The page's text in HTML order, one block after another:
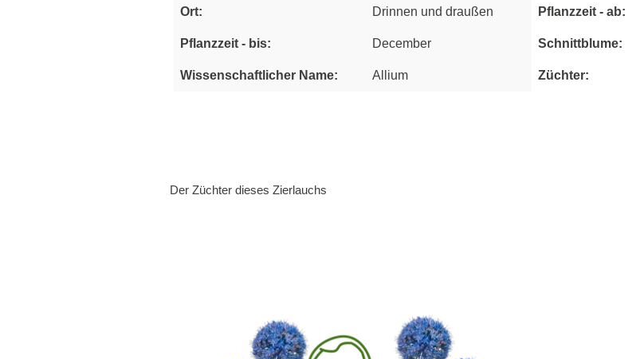
Ort: Drinnen und draußen Pflanzzeit - ab:
Pflanzzeit - bis: December Schnittblume:
Wissenschaftlicher Name: Allium Züchter:
Der Züchter dieses Zierlauchs